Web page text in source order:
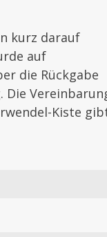
kurz darauf
auf
die Rückgabe
Die
Kiste